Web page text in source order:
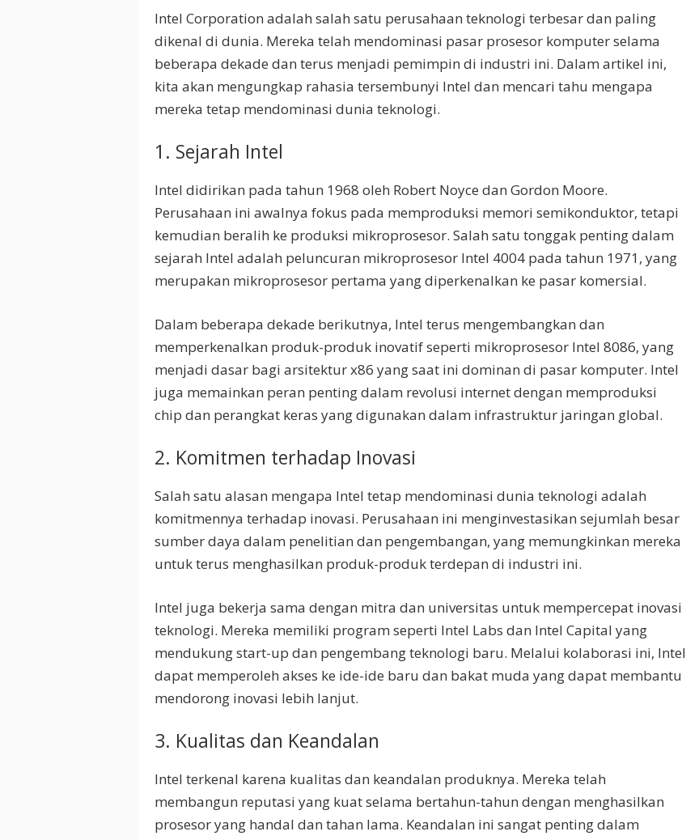
Intel Corporation adalah salah satu perusahaan teknologi terbesar dan paling
dikenal di dunia. Mereka telah mendominasi pasar prosesor komputer selama
beberapa dekade dan terus menjadi pemimpin di industri ini. Dalam artikel ini,
kita akan mengungkap rahasia tersembunyi Intel dan mencari tahu mengapa
mereka tetap mendominasi dunia teknologi.
1. Sejarah Intel
Intel didirikan pada tahun 1968 oleh Robert Noyce dan Gordon Moore.
Perusahaan ini awalnya fokus pada memproduksi memori semikonduktor, tetapi
kemudian beralih ke produksi mikroprosesor. Salah satu tonggak penting dalam
sejarah Intel adalah peluncuran mikroprosesor Intel 4004 pada tahun 1971, yang
merupakan mikroprosesor pertama yang diperkenalkan ke pasar komersial.
Dalam beberapa dekade berikutnya, Intel terus mengembangkan dan
memperkenalkan produk-produk inovatif seperti mikroprosesor Intel 8086, yang
menjadi dasar bagi arsitektur x86 yang saat ini dominan di pasar komputer. Intel
juga memainkan peran penting dalam revolusi internet dengan memproduksi
chip dan perangkat keras yang digunakan dalam infrastruktur jaringan global.
2. Komitmen terhadap Inovasi
Salah satu alasan mengapa Intel tetap mendominasi dunia teknologi adalah
komitmennya terhadap inovasi. Perusahaan ini menginvestasikan sejumlah besar
sumber daya dalam penelitian dan pengembangan, yang memungkinkan mereka
untuk terus menghasilkan produk-produk terdepan di industri ini.
Intel juga bekerja sama dengan mitra dan universitas untuk mempercepat inovasi
teknologi. Mereka memiliki program seperti Intel Labs dan Intel Capital yang
mendukung start-up dan pengembang teknologi baru. Melalui kolaborasi ini, Intel
dapat memperoleh akses ke ide-ide baru dan bakat muda yang dapat membantu
mendorong inovasi lebih lanjut.
3. Kualitas dan Keandalan
Intel terkenal karena kualitas dan keandalan produknya. Mereka telah
membangun reputasi yang kuat selama bertahun-tahun dengan menghasilkan
prosesor yang handal dan tahan lama. Keandalan ini sangat penting dalam